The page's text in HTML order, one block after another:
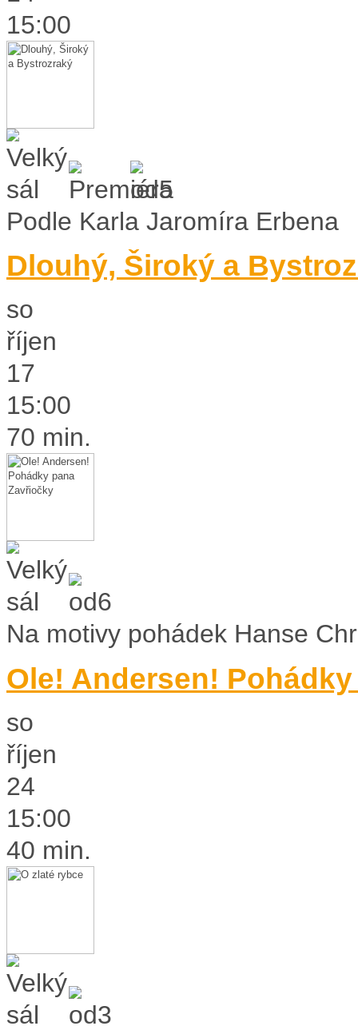
15:00
Podle Karla Jaromíra Erbena
Dlouhý, Široký a
so
říjen
17
15:00
70 min.
Na motivy pohádek Hanse
Ole! Andersen!
so
říjen
24
15:00
40 min.